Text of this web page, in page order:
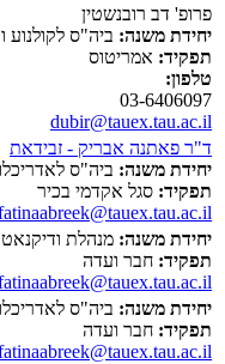
פרופ' דב רובנשטין
יחידת משנה: ביה"ס לקולנוע
תפקיד: אמריטוס
טלפון:
03-6406097
dubir@tauex.tau.ac.il
ד"ר פאתנה אבריק - זבידאת
יחידת משנה: ביה"ס
תפקיד: סגל אקדמי בכיר
יחידת משנה: מנהלת ודיקנאט
תפקיד: חבר ועדה
יחידת משנה: ביה"ס
תפקיד: חבר ועדה